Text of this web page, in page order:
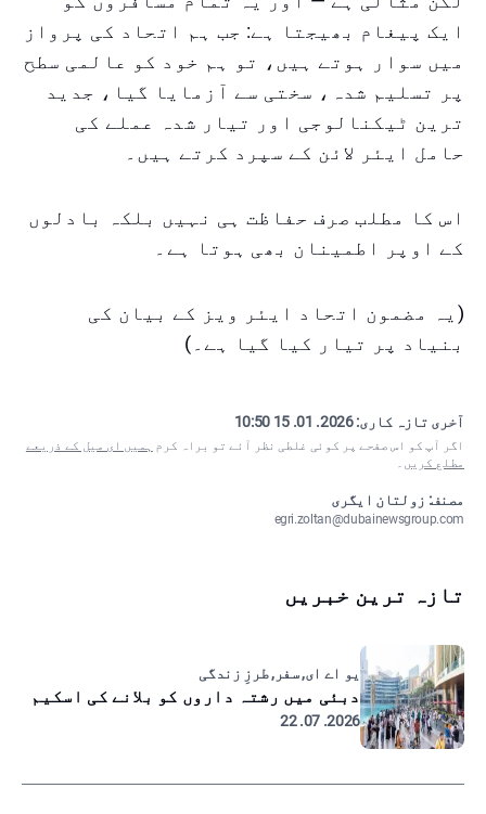
ایک پیغام بھیجتا ہے: جب ہم اتحاد کی پرواز
میں سوار ہوتے ہیں، تو ہم خود کو عالمی سطح
پر تسلیم شدہ، سختی سے آزمایا گیا، جدید
ترین ٹیکنالوجی اور تیار شدہ عملے کی
حامل ایئر لائن کے سپرد کرتے ہیں۔
اس کا مطلب صرف حفاظت ہی نہیں بلکہ بادلوں
کے اوپر اطمینان بھی ہوتا ہے۔
(یہ مضمون اتحاد ایئر ویز کے بیان کی
بنیاد پر تیار کیا گیا ہے۔)
آخری تازہ کاری:2026. 01. 15 10:50
اگر آپ کو اس صفحے پر کوئی غلطی نظر آئے تو براہ کرم ہمیں ای میل کے ذریعے
مطلع کریں ۔
مصنف: زولتان ایگری
egri.zoltan@dubainewsgroup.com
تازہ ترین خبریں
یو اے ای, سفر, طرزِ زندگی
دبئی میں رشتہ داروں کو بلانے کی اسکیم
2026. 07. 22